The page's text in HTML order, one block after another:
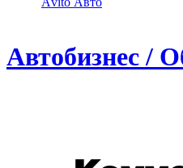
Автобизнес /